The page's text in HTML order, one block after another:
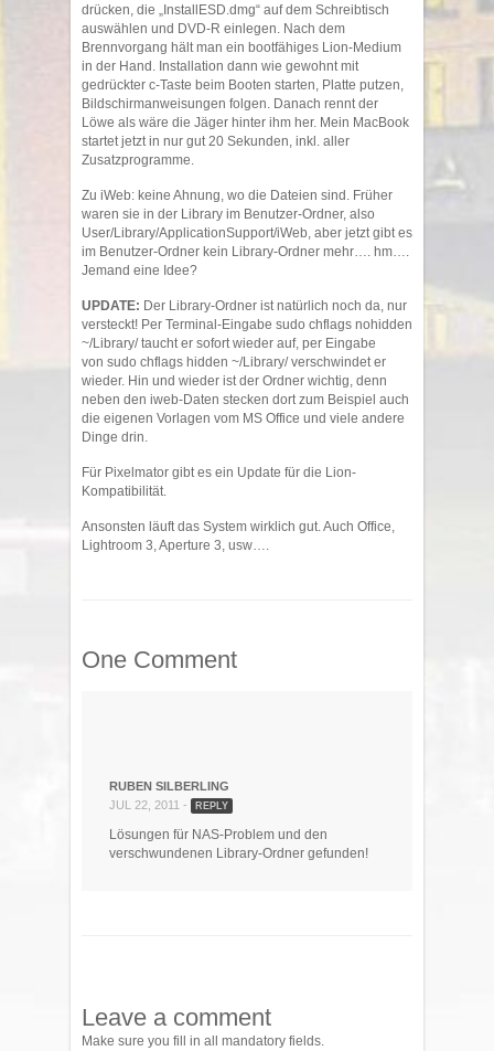
drücken, die „InstallESD.dmg“ auf dem Schreibtisch
auswählen und DVD-R einlegen. Nach dem
Brennvorgang hält man ein bootfähiges Lion-Medium
in der Hand. Installation dann wie gewohnt mit
gedrückter c-Taste beim Booten starten, Platte putzen,
Bildschirmanweisungen folgen. Danach rennt der
Löwe als wäre die Jäger hinter ihm her. Mein MacBook
startet jetzt in nur gut 20 Sekunden, inkl. aller
Zusatzprogramme.
Zu iWeb: keine Ahnung, wo die Dateien sind. Früher
waren sie in der Library im Benutzer-Ordner, also
User/Library/ApplicationSupport/iWeb, aber jetzt gibt es
im Benutzer-Ordner kein Library-Ordner mehr…. hm….
Jemand eine Idee?
UPDATE: Der Library-Ordner ist natürlich noch da, nur
versteckt! Per Terminal-Eingabe sudo chflags nohidden
~/Library/ taucht er sofort wieder auf, per Eingabe
von sudo chflags hidden ~/Library/ verschwindet er
wieder. Hin und wieder ist der Ordner wichtig, denn
neben den iweb-Daten stecken dort zum Beispiel auch
die eigenen Vorlagen vom MS Office und viele andere
Dinge drin.
Für Pixelmator gibt es ein Update für die Lion-
Kompatibilität.
Ansonsten läuft das System wirklich gut. Auch Office,
Lightroom 3, Aperture 3, usw….
One Comment
RUBEN SILBERLING
JUL 22, 2011 -
REPLY
Lösungen für NAS-Problem und den
verschwundenen Library-Ordner gefunden!
Leave a comment
Make sure you fill in all mandatory fields.